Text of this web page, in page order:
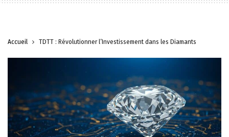
Accueil TDTT : Révolutionner l’Investissement dans les Diamants